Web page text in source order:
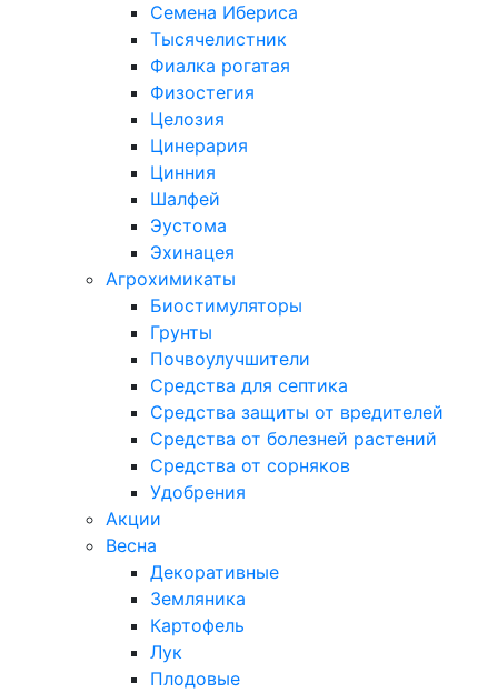
Семена Ибериса
Тысячелистник
Фиалка рогатая
Физостегия
Целозия
Цинерария
Цинния
Шалфей
Эустома
Эхинацея
Агрохимикаты
Биостимуляторы
Грунты
Почвоулучшители
Средства для септика
Средства защиты от вредителей
Средства от болезней растений
Средства от сорняков
Удобрения
Акции
Весна
Декоративные
Земляника
Картофель
Лук
Плодовые